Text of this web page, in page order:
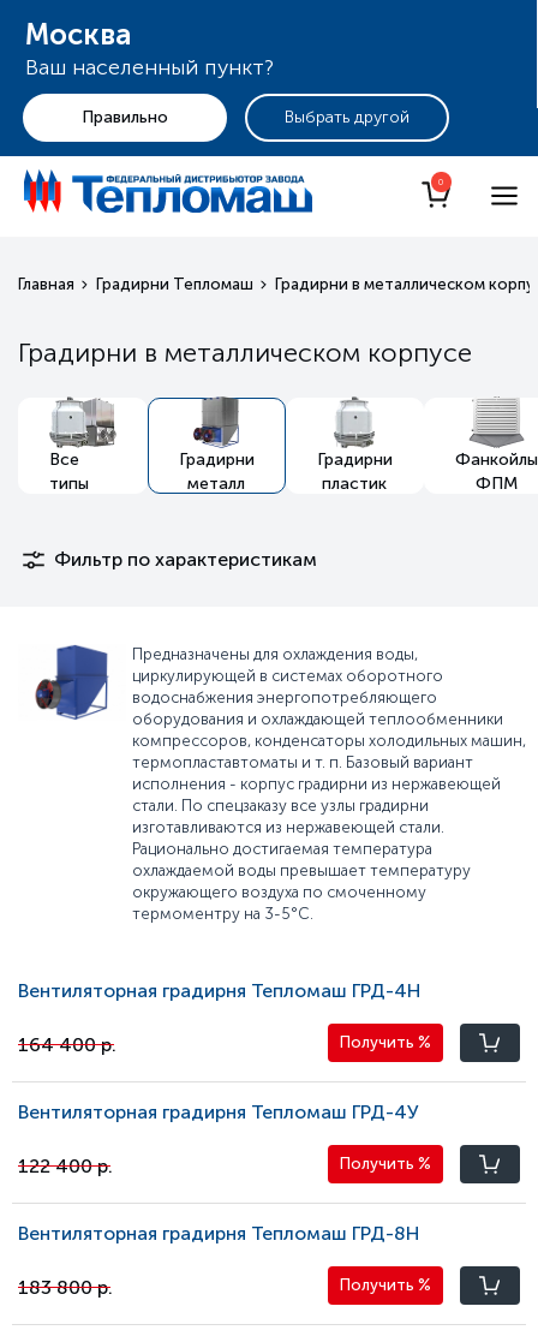
Москва
Ваш населенный пункт?
+7 (495) 255-19-29
0
Главная Градирни Тепломаш Градирни в металлическом
Градирни в металлическом корпусе
Все
типы
Градирни
металл
Градирни
пластик
Фанкойлы
ФПМ
Фильтр по характеристикам
Предназначены для охлаждения воды,
циркулирующей в системах оборотного
водоснабжения энергопотребляющего
оборудования и охлаждающей теплообменники
компрессоров, конденсаторы холодильных машин,
термопластавтоматы и т. п. Базовый вариант
исполнения - корпус градирни из нержавеющей
стали. По спецзаказу все узлы градирни
изготавливаются из нержавеющей стали.
Рационально достигаемая температура
охлаждаемой воды превышает температуру
окружающего воздуха по смоченному
термоментру на 3-5°С.
Вентиляторная градирня Тепломаш ГРД-4Н
164 400 р. Получить %
Вентиляторная градирня Тепломаш ГРД-4У
122 400 р. Получить %
Вентиляторная градирня Тепломаш ГРД-8Н
183 800 р. Получить %